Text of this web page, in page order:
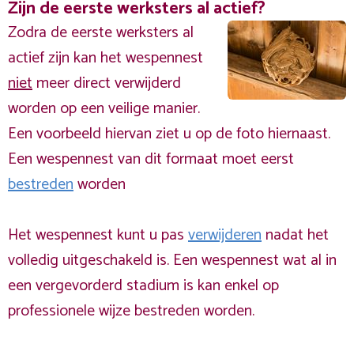
Zijn de eerste werksters al actief?
Zodra de eerste werksters al
actief zijn kan het wespennest
nietmeer direct verwijderd
worden op een veilige manier.
Een voorbeeld hiervan ziet u op de foto hiernaast.
Een wespennest van dit formaat moet eerst
bestredenworden
Het wespennest kunt u pasverwijderennadat het
volledig uitgeschakeld is. Een wespennest wat al in
een vergevorderd stadium is kan enkel op
professionele wijze bestreden worden.